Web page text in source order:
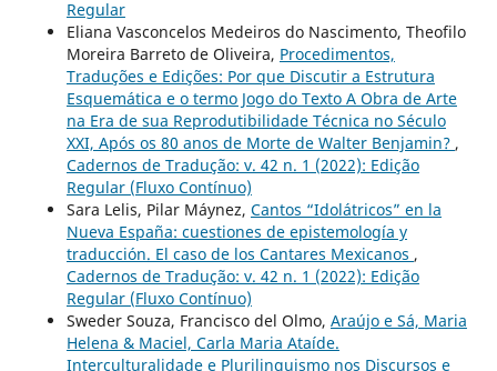
Regular
Eliana Vasconcelos Medeiros do Nascimento, Theofilo
Moreira Barreto de Oliveira, Procedimentos,
Traduções e Edições: Por que Discutir a Estrutura
Esquemática e o termo Jogo do Texto A Obra de Arte
na Era de sua Reprodutibilidade Técnica no Século
XXI, Após os 80 anos de Morte de Walter Benjamin? ,
Cadernos de Tradução: v. 42 n. 1 (2022): Edição
Regular (Fluxo Contínuo)
Sara Lelis, Pilar Máynez, Cantos “Idolátricos” en la
Nueva España: cuestiones de epistemología y
traducción. El caso de los Cantares Mexicanos ,
Cadernos de Tradução: v. 42 n. 1 (2022): Edição
Regular (Fluxo Contínuo)
Sweder Souza, Francisco del Olmo, Araújo e Sá, Maria
Helena & Maciel, Carla Maria Ataíde.
Interculturalidade e Plurilinguismo nos Discursos e